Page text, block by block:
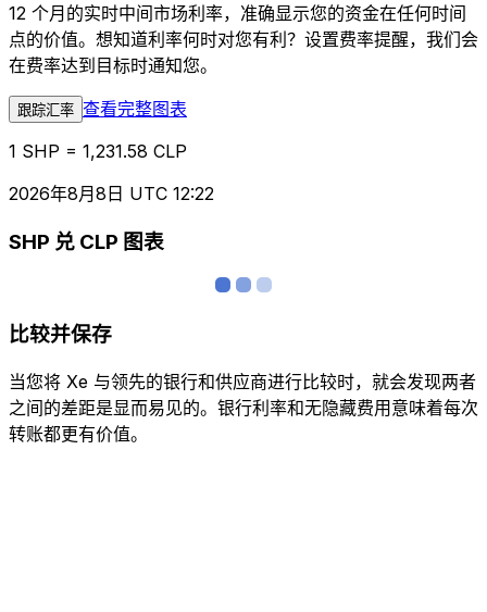
12 个月的实时中间市场利率，准确显示您的资金在任何时间
点的价值。想知道利率何时对您有利？设置费率提醒，我们会
在费率达到目标时通知您。
跟踪汇率 查看完整图表
1 SHP = 1,231.58 CLP
2026年8月8日 UTC 12:22
SHP 兑 CLP 图表
比较并保存
当您将 Xe 与领先的银行和供应商进行比较时，就会发现两者
之间的差距是显而易见的。银行利率和无隐藏费用意味着每次
转账都更有价值。